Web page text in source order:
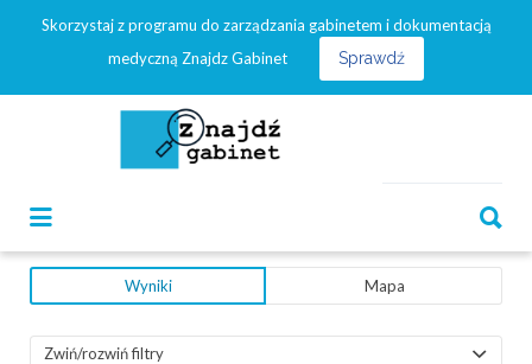
Skorzystaj z programu do zarządzania gabinetem i dokumentacją
medyczną Znajdz Gabinet
Sprawdź
Szukaj:
Wyniki Mapa
Zwiń/rozwiń filtry